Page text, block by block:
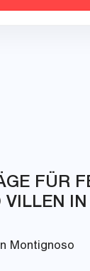
FÜR
VILLEN
Montignoso